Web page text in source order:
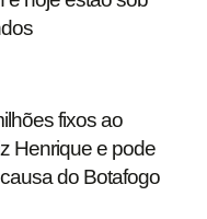
fixos ao
Henrique e pode
do Botafogo